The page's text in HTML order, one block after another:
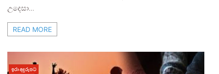
උදෙසා…
READ MORE
ඉරා අදුරුපට